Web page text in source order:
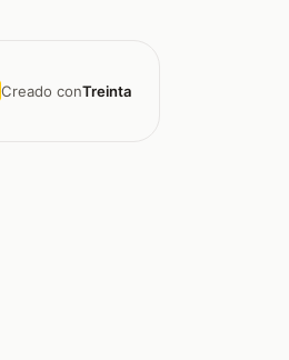
Creado conTreinta